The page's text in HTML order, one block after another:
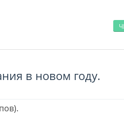
в новом году.